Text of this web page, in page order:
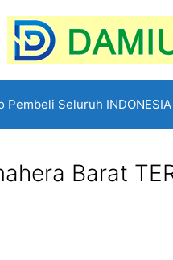
Pembeli Seluruh INDONESIA
Barat